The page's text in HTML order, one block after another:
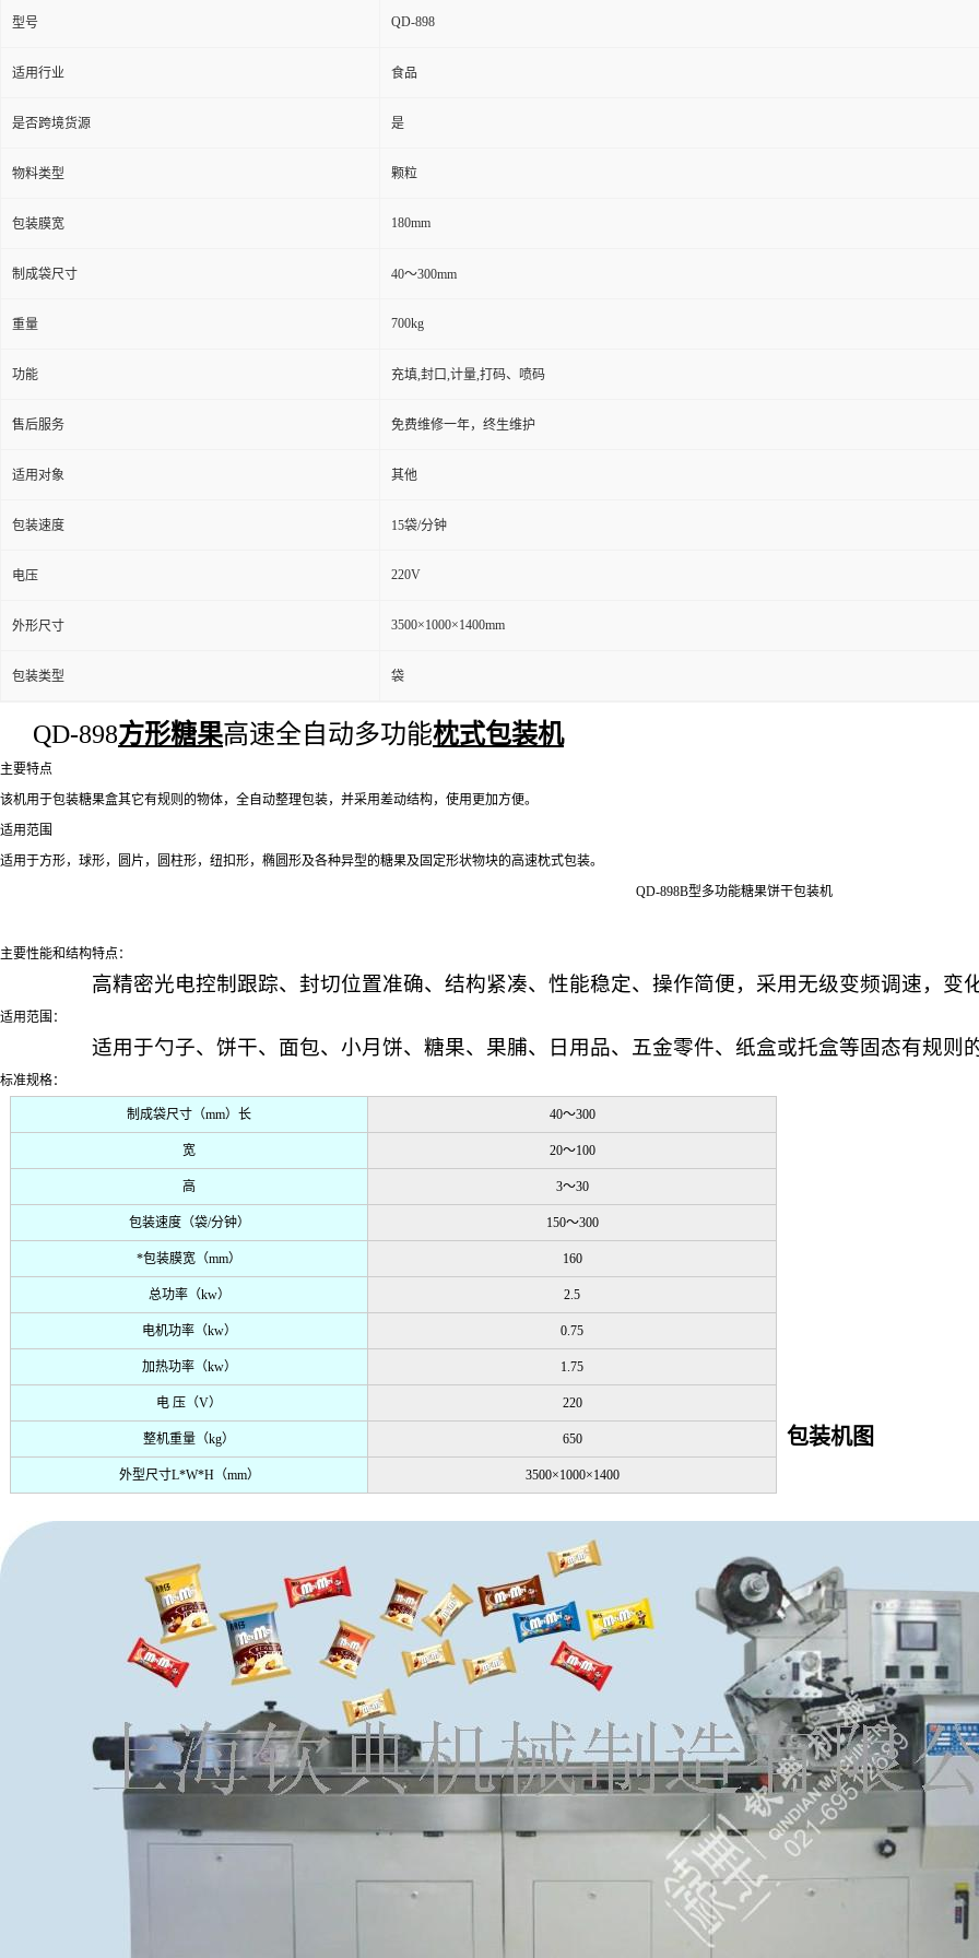
型号 QD-898
适用行业 食品
是否跨境货源 是
物料类型 颗粒
包装膜宽 180mm
制成袋尺寸 40～300mm
重量 700kg
功能 充填,封口,计量,打码、喷码
售后服务 免费维修一年，终生维护
适用对象 其他
包装速度 15袋/分钟
电压 220V
外形尺寸 3500×1000×1400mm
包装类型 袋
QD-898方形糖果高速全自动多功能枕式包装机
主要特点
该机用于包装糖果盒其它有规则的物体，全自动整理包装，并采用差动结构，使用更加方便。
适用范围
适用于方形，球形，圆片，圆柱形，纽扣形，椭圆形及各种异型的糖果及固定形状物块的高速枕式包装。
QD-898B型多功能糖果饼干包装机
主要性能和结构特点：
高精密光电控制跟踪、封切位置准确、结构紧凑、性能稳定、操作简便，采用无级变频调速，变
适用范围：
适用于勺子、饼干、面包、小月饼、糖果、果脯、日用品、五金零件、纸盒或托盒等固态有规则
标准规格：
制成袋尺寸（mm）长 40～300
宽 20～100
高 3～30
包装速度（袋/分钟） 150～300
*包装膜宽（mm） 160
总功率（kw） 2.5
电机功率（kw） 0.75
加热功率（kw） 1.75
电 压（V） 220
整机重量（kg） 650
外型尺寸L*W*H（mm） 3500×1000×1400
包装机图